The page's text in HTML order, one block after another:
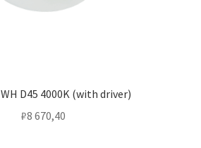
WH D45 4000K (with driver)
₽8 670,40